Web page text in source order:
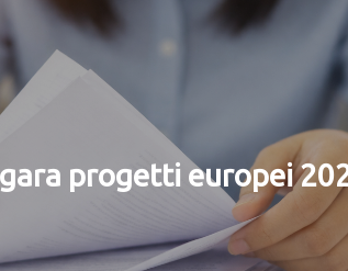
progetti europei